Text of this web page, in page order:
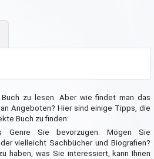
zu lesen. Aber wie findet man das
Angeboten? Hier sind einige Tipps, die
Buch zu finden:
Genre Sie bevorzugen. Mögen Sie
vielleicht Sachbücher und Biografien?
haben, was Sie interessiert, kann Ihnen